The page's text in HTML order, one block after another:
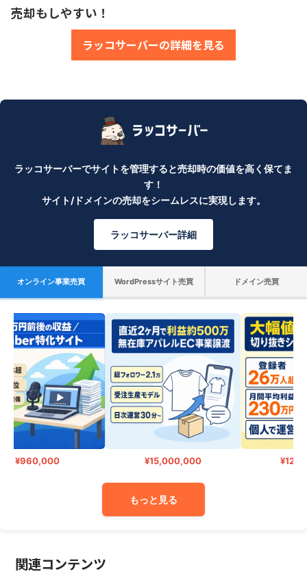
売却もしやすい！
ラッコサーバーの詳細を見る
ラッコサーバーでサイトを管理すると売却時の価値を高く保てま
す！
サイト/ドメインの売却をシームレスに実現します。
ラッコサーバー詳細
オンライン事業売買 WordPressサイト売買 ドメイン売買
¥960,000 ¥15,000,000
もっと見る
関連コンテンツ